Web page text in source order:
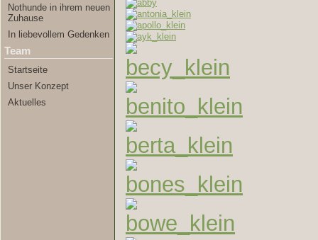
Nothunde in ihrem neuen
Zuhause
In liebevollem Gedenken
Team
Startseite
Unser Konzept
Aktuelles